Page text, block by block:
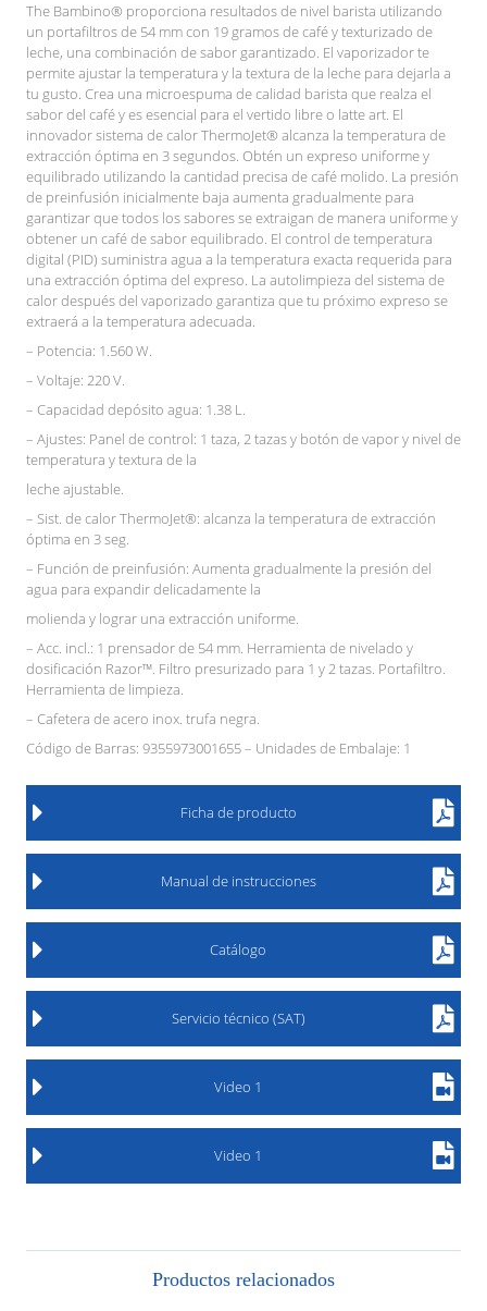
The Bambino® proporciona resultados de nivel barista utilizando
un portafiltros de 54 mm con 19 gramos de café y texturizado de
leche, una combinación de sabor garantizado. El vaporizador te
permite ajustar la temperatura y la textura de la leche para dejarla a
tu gusto. Crea una microespuma de calidad barista que realza el
sabor del café y es esencial para el vertido libre o latte art. El
innovador sistema de calor ThermoJet® alcanza la temperatura de
extracción óptima en 3 segundos. Obtén un expreso uniforme y
equilibrado utilizando la cantidad precisa de café molido. La presión
de preinfusión inicialmente baja aumenta gradualmente para
garantizar que todos los sabores se extraigan de manera uniforme y
obtener un café de sabor equilibrado. El control de temperatura
digital (PID) suministra agua a la temperatura exacta requerida para
una extracción óptima del expreso. La autolimpieza del sistema de
calor después del vaporizado garantiza que tu próximo expreso se
extraerá a la temperatura adecuada.
– Potencia: 1.560 W.
– Voltaje: 220 V.
– Capacidad depósito agua: 1.38 L.
– Ajustes: Panel de control: 1 taza, 2 tazas y botón de vapor y nivel de
temperatura y textura de la
leche ajustable.
– Sist. de calor ThermoJet®: alcanza la temperatura de extracción
óptima en 3 seg.
– Función de preinfusión: Aumenta gradualmente la presión del
agua para expandir delicadamente la
molienda y lograr una extracción uniforme.
– Acc. incl.: 1 prensador de 54 mm. Herramienta de nivelado y
dosificación Razor™. Filtro presurizado para 1 y 2 tazas. Portafiltro.
Herramienta de limpieza.
– Cafetera de acero inox. trufa negra.
Código de Barras: 9355973001655 – Unidades de Embalaje: 1
Ficha de producto
Manual de instrucciones
Catálogo
Servicio técnico (SAT)
Video 1
Video 1
Productos relacionados